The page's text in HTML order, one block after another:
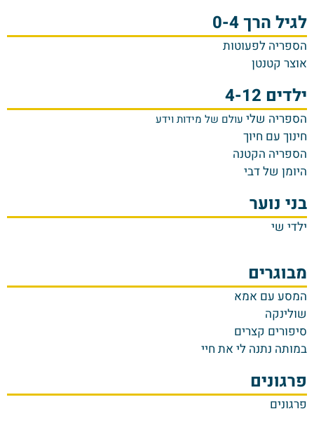
לגיל הרך 0-4
הספריה לפעוטות
אוצר קטנטן
ילדים 4-12
הספריה שלי עולם של מידות וידע
חינוך עם חיוך
הספריה הקטנה
היומן של דבי
בני נוער
ילדי שי
מבוגרים
המסע עם אמא
שולינקה
סיפורים קצרים
במותה נתנה לי את חיי
פרגונים
פרגונים